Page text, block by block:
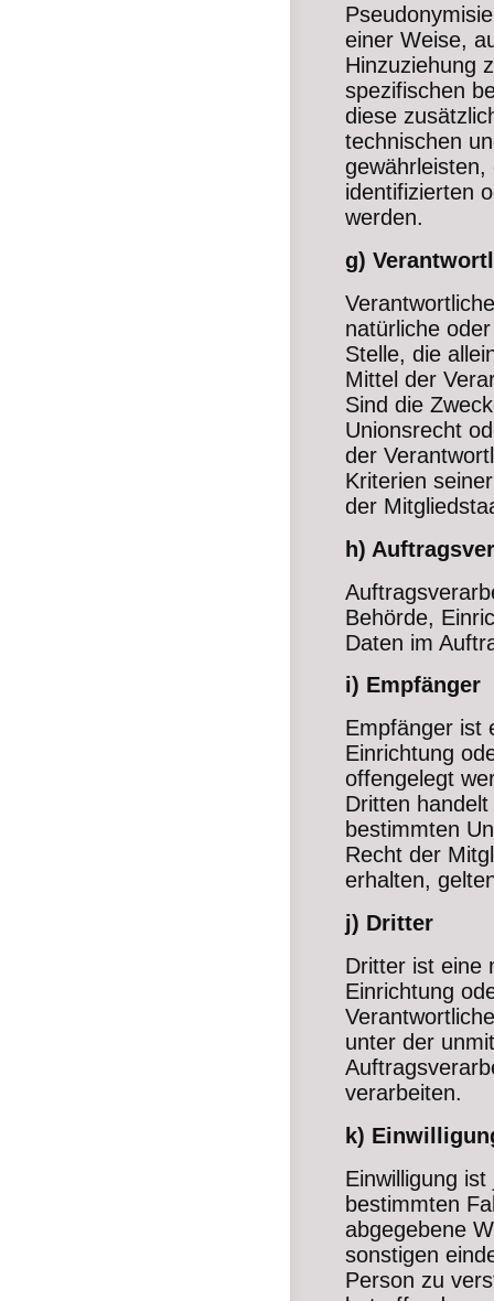
einer Weise,
Hinzuziehung
spezifischen
diese
technischen
identifizierten
werden.
g)
natürliche
Stelle, die
Mittel der
Sind die
Unionsrecht
der
Kriterien
der
h)
Behörde,
Daten im
i) Empfänger
Empfänger ist
Einrichtung
offengelegt
Dritten
bestimmten
Recht der
erhalten,
j) Dritter
Dritter ist eine
Einrichtung
unter der
verarbeiten.
k)
Einwilligung
bestimmten
abgegebene
sonstigen
Person zu